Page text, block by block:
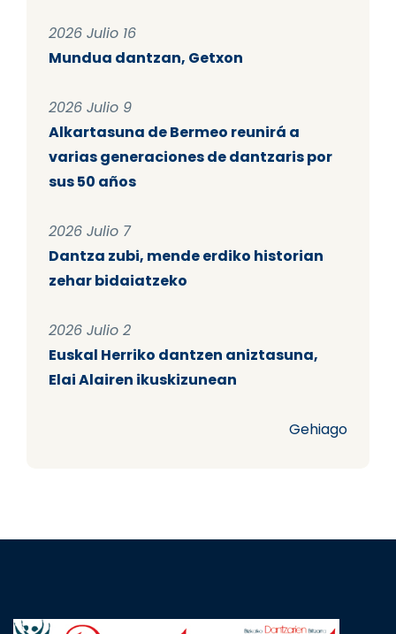
2026 Julio 16
Mundua dantzan, Getxon
2026 Julio 9
Alkartasuna de Bermeo reunirá a
varias generaciones de dantzaris por
sus 50 años
2026 Julio 7
Dantza zubi, mende erdiko historian
zehar bidaiatzeko
2026 Julio 2
Euskal Herriko dantzen aniztasuna,
Elai Alairen ikuskizunean
Gehiago